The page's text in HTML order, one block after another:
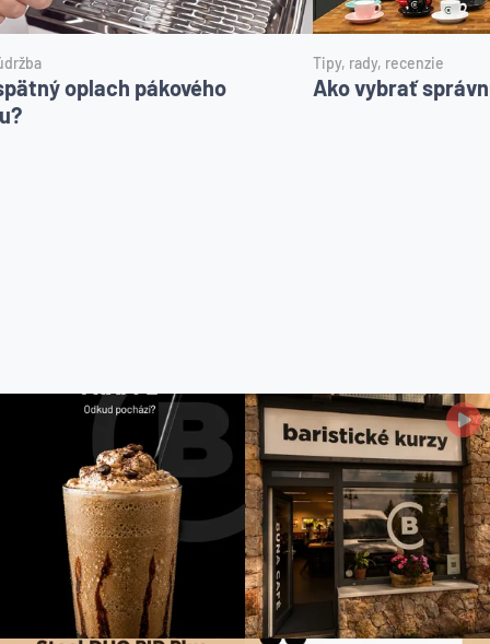
oplach pákového
Tipy, rady, recenzie
Ako vybrať